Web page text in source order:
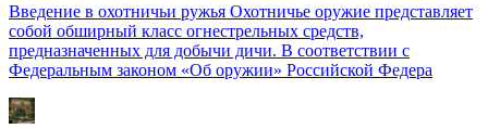
Введение в охотничьи ружья Охотничье оружие представляет
собой обширный класс огнестрельных средств,
предназначенных для добычи дичи. В соответствии с
Федеральным законом «Об оружии» Российской Федера